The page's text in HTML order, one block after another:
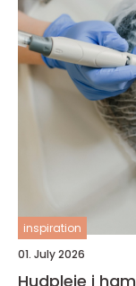
inspiration
01. July 2026
Hudpleie i